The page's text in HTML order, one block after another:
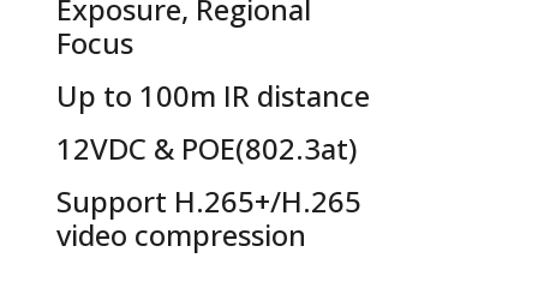
Exposure, Regional
Focus
Up to 100m IR distance
12VDC & POE(802.3at)
Support H.265+/H.265
video compression